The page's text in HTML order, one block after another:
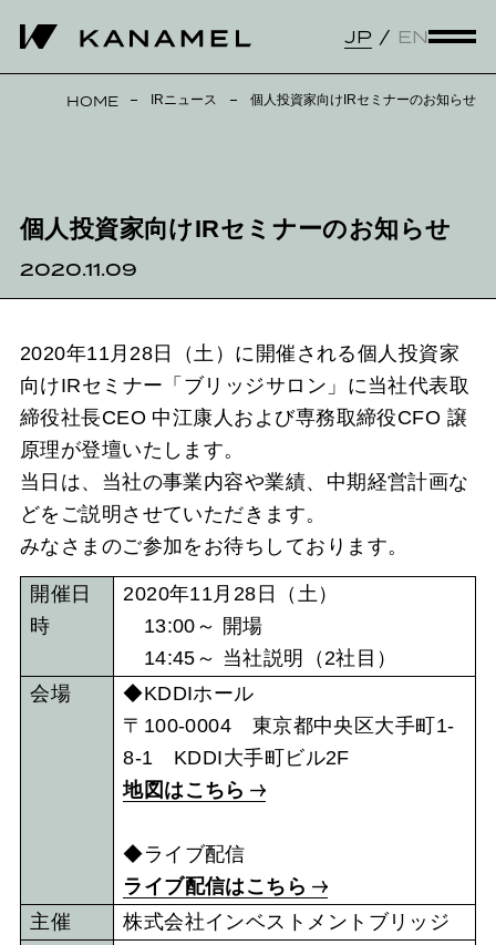
JP EN
HOME IRニュース 個人投資家向けIRセミナーのお知らせ
個人投資家向けIRセミナーのお知らせ
2020.11.09
2020年11月28日（土）に開催される個人投資家
向けIRセミナー「ブリッジサロン」に当社代表取
締役社長CEO 中江康人および専務取締役CFO 譲
原理が登壇いたします。
当日は、当社の事業内容や業績、中期経営計画な
どをご説明させていただきます。
みなさまのご参加をお待ちしております。
開催日
時
2020年11月28日（土）
13:00～ 開場
14:45～ 当社説明（2社目）
会場
◆KDDIホール
〒100-0004 東京都中央区大手町1-
8-1 KDDI大手町ビル2F
地図はこちら
◆ライブ配信
ライブ配信はこちら
主催
株式会社インベストメントブリッジ